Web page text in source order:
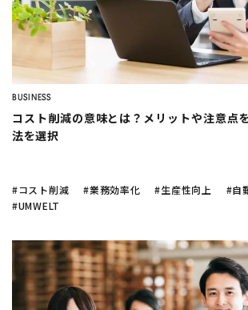
BUSINESS
コスト削減の意味とは？メリットや注意点
法を選択
#コスト削減 #業務効率化 #生産性向上 #自
#UMWELT